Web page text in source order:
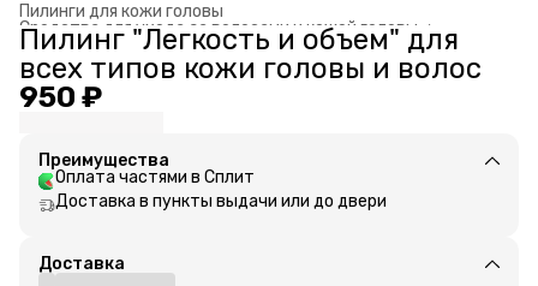
Пилинги для кожи головы
Средства для ухода за волосами и кожей головы ›
Главная
›
Пилинг "Легкость и объем" для
всех типов кожи головы и волос
950 ₽
Преимущества
Оплата частями в Сплит
Доставка в пункты выдачи или до двери
Доставка